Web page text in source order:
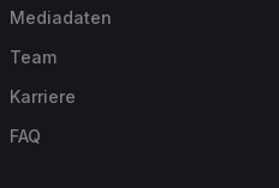
Mediadaten
Team
Karriere
FAQ